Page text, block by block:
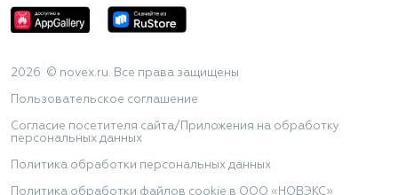
2026 © novex.ru. Все права защищены
Пользовательское соглашение
Согласие посетителя сайта/Приложения на обработку
персональных данных
Политика обработки персональных данных
Политика обработки файлов cookie в ООО «НОВЭКС»